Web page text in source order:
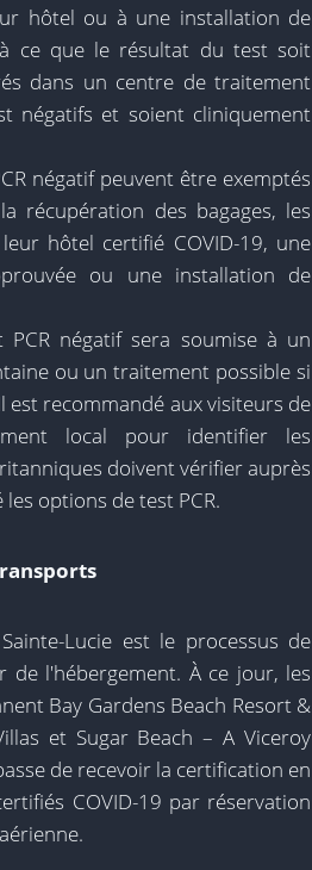
hôtel ou à une installation de
ce que le résultat du test soit
dans un centre de traitement
négatifs et soient cliniquement
négatif peuvent être exemptés
récupération des bagages, les
hôtel certifié COVID-19, une
ou une installation de
négatif sera soumise à un
ou un traitement possible si
est recommandé aux visiteurs de
local pour identifier les
doivent vérifier auprès
options de test PCR.
Lucie est le processus de
de l'hébergement. À ce jour, les
Bay Gardens Beach Resort &
et Sugar Beach – A Viceroy
de recevoir la certification en
COVID-19 par réservation